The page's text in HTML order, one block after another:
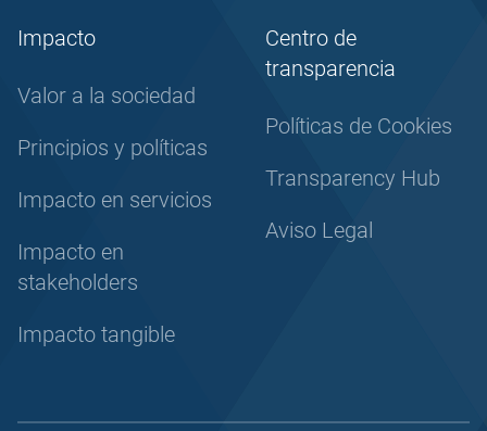
Impacto
Valor a la sociedad
Principios y políticas
Impacto en servicios
Impacto en
stakeholders
Impacto tangible
Centro de
transparencia
Políticas de Cookies
Transparency Hub
Aviso Legal